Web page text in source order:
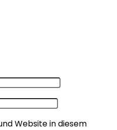
Website in diesem